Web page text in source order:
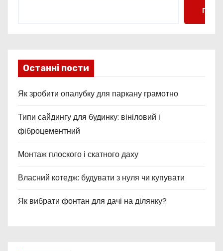
Останні пости
Як зробити опалубку для паркану грамотно
Типи сайдингу для будинку: вініловий і
фіброцементний
Монтаж плоского і скатного даху
Власний котедж: будувати з нуля чи купувати
Як вибрати фонтан для дачі на ділянку?